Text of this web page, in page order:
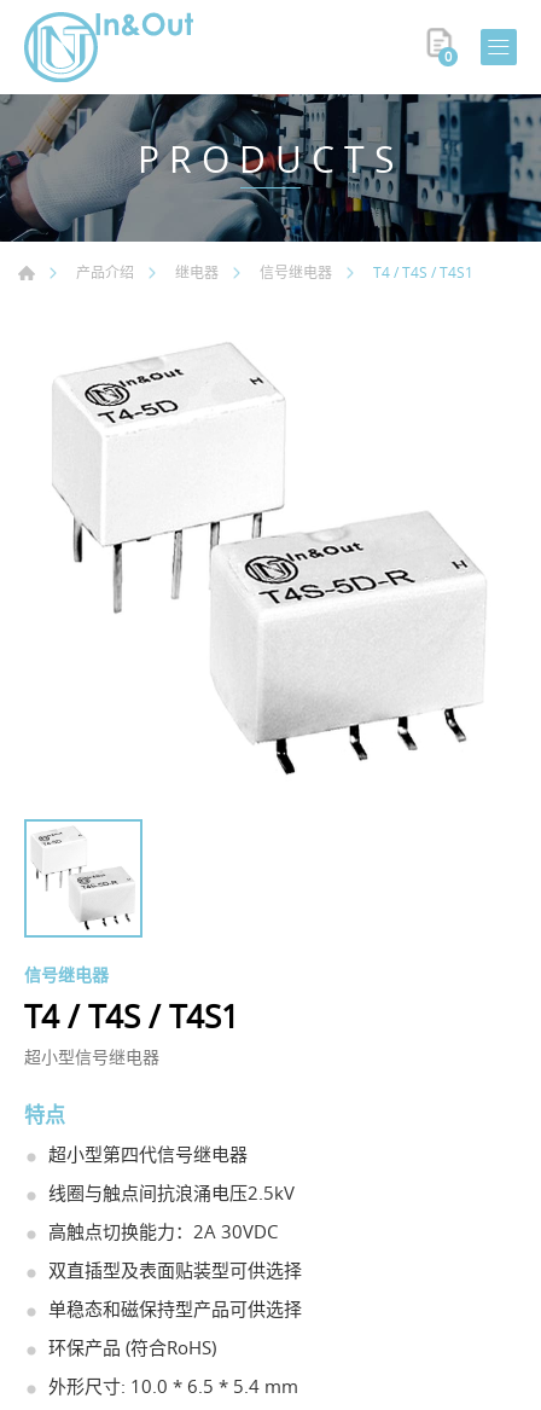
0
PRODUCTS
产品介绍 继电器 信号继电器 T4 / T4S / T4S1
信号继电器
T4 / T4S / T4S1
超小型信号继电器
特点
超小型第四代信号继电器
线圈与触点间抗浪涌电压2.5kV
高触点切换能力：2A 30VDC
双直插型及表面贴装型可供选择
单稳态和磁保持型产品可供选择
环保产品 (符合RoHS)
外形尺寸: 10.0 * 6.5 * 5.4 mm